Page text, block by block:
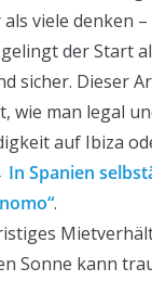
viele denken
der Start
sicher. Dieser
wie man legal
auf Ibiza
In Spanien
.
Sonne kann